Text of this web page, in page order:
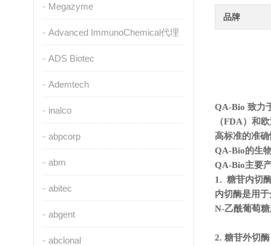
Megazyme
Advanced ImmunoChemical代理
ADS Biotec
Ademtech
inalco
abpcorp
abm
abitec
abgent
abclonal
品牌
QA-Bio 致力
（FDA）和
高标准的准
QA-Bio的生
QA-Bio主要
1. 糖苷内切
内切酶是用
N-乙酰葡萄
2. 糖苷外切